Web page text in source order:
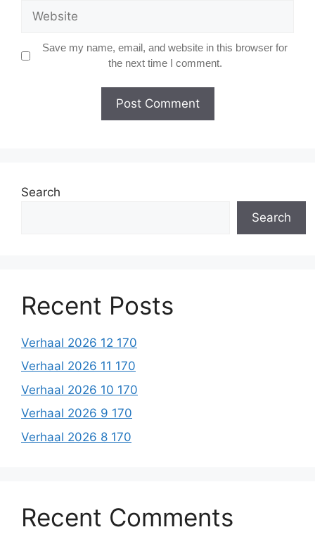
Website
Save my name, email, and website in this browser for
the next time I comment.
Search
Search
Recent Posts
Verhaal 2026 12 170
Verhaal 2026 11 170
Verhaal 2026 10 170
Verhaal 2026 9 170
Verhaal 2026 8 170
Recent Comments